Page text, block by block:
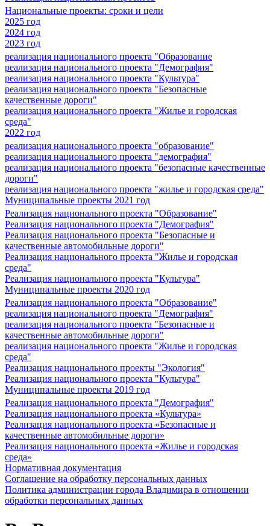
Национальные проекты: сроки и цели
2025 год
2024 год
2023 год
реализация национального проекта "Образование
реализация национального проекта "Демография"
реализация национального проекта "Культура"
реализация национального проекта "Безопасные
качественные дороги"
реализация национального проекта "Жилье и городская
среда"
2022 год
реализация национального проекта "образование"
реализация национального проекта "демография"
реализация национального проекта "безопасные качественные
дороги"
реализация национального проекта "жилье и городская среда"
Муниципальные проекты 2021 год
Реализация национального проекта "Образование"
Реализация национального проекта "Демография"
Реализация национального проекта "Безопасные и
качественные автомобильные дороги"
Реализация национального проекта "Жилье и городская
среда"
Реализация национального проекта "Культура"
Муниципальные проекты 2020 год
Реализация национального проекта "Образование"
реализация национального проекта "Демография"
реализация национального проекта "Безопасные и
качественные автомобильные дороги"
реализация национального проекта "Жилье и городская
среда"
Реализация национального проекты "Экология"
Реализация национального проекта "Культура"
Муниципальные проекты 2019 год
Реализация национального проекта "Демография"
Реализация национального проекта «Культура»
Реализация национального проекта «Безопасные и
качественные автомобильные дороги»
Реализация национального проекта «Жилье и городская
среда»
Нормативная документация
Соглашение на обработку персональных данных
Политика администрации города Владимира в отношении
обработки персональных данных